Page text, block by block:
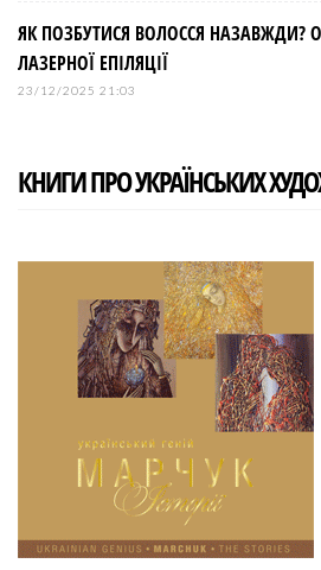
ЯК ПОЗБУТИСЯ ВОЛОССЯ НАЗАВЖДИ?
ЛАЗЕРНОЇ ЕПІЛЯЦІЇ
23/12/2025 21:03
КНИГИ ПРО УКРАЇНСЬКИХ